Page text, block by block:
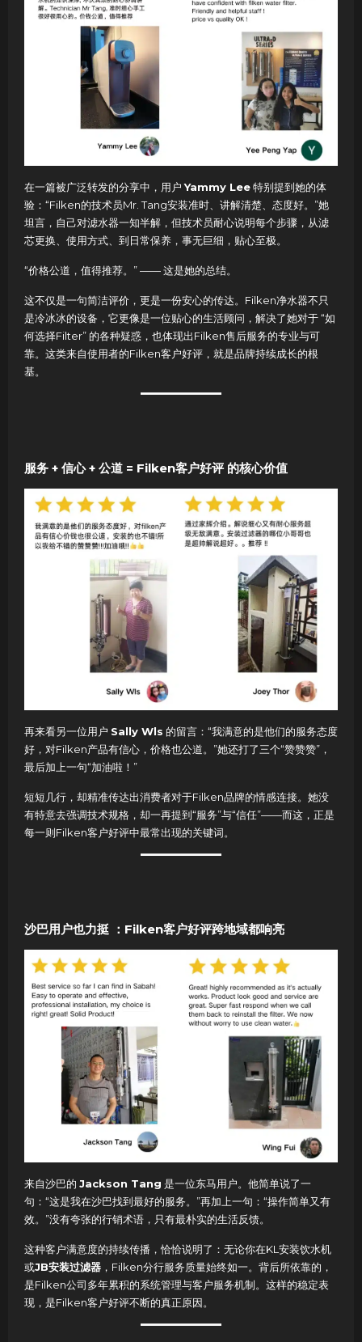
在一篇被广泛转发的分享中，用户Yammy Lee特别提到她的体
验：“Filken的技术员Mr. Tang安装准时、讲解清楚、态度好。”她
坦言，自己对滤水器一知半解，但技术员耐心说明每个步骤，从滤
芯更换、使用方式、到日常保养，事无巨细，贴心至极。
“价格公道，值得推荐。” —— 这是她的总结。
这不仅是一句简洁评价，更是一份安心的传达。Filken净水器不只
是冷冰冰的设备，它更像是一位贴心的生活顾问，解决了她对于 “如
何选择Filter” 的各种疑惑，也体现出Filken售后服务的专业与可
靠。这类来自使用者的Filken客户好评，就是品牌持续成长的根
基。
服务 + 信心 + 公道 = Filken客户好评 的核心价值
再来看另一位用户 Sally Wls 的留言：“我满意的是他们的服务态度
好，对Filken产品有信心，价格也公道。”她还打了三个“赞赞赞”，
最后加上一句“加油啦！”
短短几行，却精准传达出消费者对于Filken品牌的情感连接。她没
有特意去强调技术规格，却一再提到“服务”与“信任”——而这，正是
每一则Filken客户好评中最常出现的关键词。
沙巴用户也力挺 ：Filken客户好评跨地域都响亮
来自沙巴的 Jackson Tang 是一位东马用户。他简单说了一
句：“这是我在沙巴找到最好的服务。”再加上一句：“操作简单又有
效。”没有夸张的行销术语，只有最朴实的生活反馈。
这种客户满意度的持续传播，恰恰说明了：无论你在KL安装饮水机
或JB安装过滤器 ，Filken分行服务质量始终如一。背后所依靠的，
是Filken公司多年累积的系统管理与客户服务机制。这样的稳定表
现，是Filken客户好评不断的真正原因。